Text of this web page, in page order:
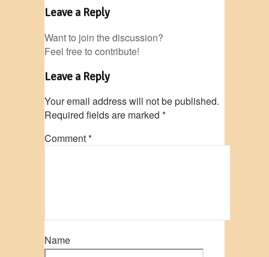
Leave a Reply
Want to join the discussion?
Feel free to contribute!
Leave a Reply
Your email address will not be published.
Required fields are marked *
Comment*
Name